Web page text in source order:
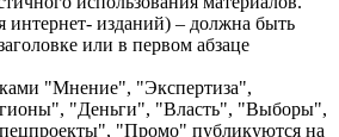
интернет- изданий) – должна быть
или в первом абзаце
"Мнение", "Экспертиза",
"Деньги", "Власть", "Выборы",
"Промо" публикуются на